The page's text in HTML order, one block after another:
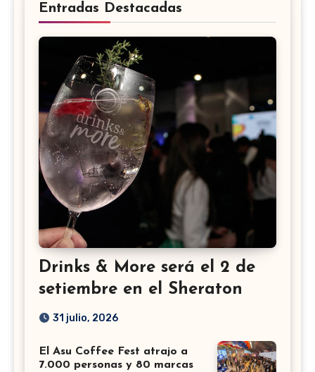
Entradas Destacadas
Drinks & More será el 2 de
setiembre en el Sheraton
31 julio, 2026
El Asu Coffee Fest atrajo a
7.000 personas y 80 marcas